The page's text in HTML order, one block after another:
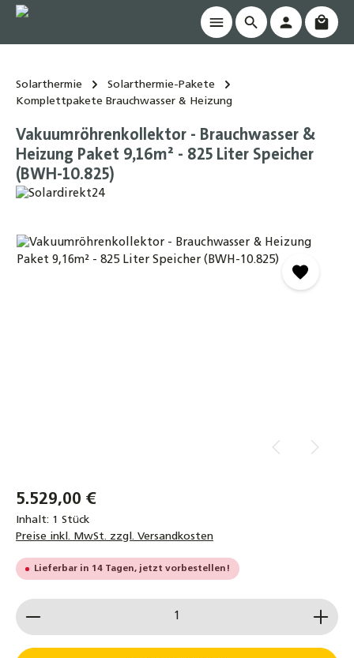
springen
Solarthermie
Solarthermie-Pakete
Komplettpakete Brauchwasser & Heizung
Vakuumröhrenkollektor - Brauchwasser &
Heizung Paket 9,16m² - 825 Liter Speicher
(BWH-10.825)
Bildergalerie überspringen
5.529,00 €
Inhalt: 1 Stück
Preise inkl. MwSt. zzgl. Versandkosten
Lieferbar in 14 Tagen, jetzt vorbestellen!
Produkt Anzahl: Gib den gewünschten Wert ein